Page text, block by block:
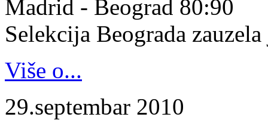
Madrid - Beograd 80:90
Selekcija Beograda
Više o...
29.septembar 2010